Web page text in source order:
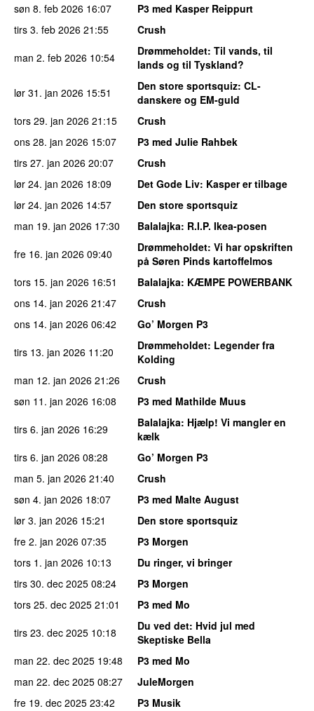
søn 8. feb 2026 16:07
P3 med Kasper Reippurt
tirs 3. feb 2026 21:55
Crush
man 2. feb 2026 10:54 Drømmeholdet: Til vands, til
lands og til Tyskland?
lør 31. jan 2026 15:51 Den store sportsquiz: CL-
danskere og EM-guld
tors 29. jan 2026 21:15
Crush
ons 28. jan 2026 15:07
P3 med Julie Rahbek
tirs 27. jan 2026 20:07
Crush
lør 24. jan 2026 18:09 Det Gode Liv: Kasper er tilbage
lør 24. jan 2026 14:57
Den store sportsquiz
man 19. jan 2026 17:30 Balalajka: R.I.P. Ikea-posen
fre 16. jan 2026 09:40 Drømmeholdet: Vi har opskriften
på Søren Pinds kartoffelmos
tors 15. jan 2026 16:51 Balalajka: KÆMPE POWERBANK
ons 14. jan 2026 21:47
Crush
ons 14. jan 2026 06:42
Go’ Morgen P3
tirs 13. jan 2026 11:20 Drømmeholdet: Legender fra
Kolding
man 12. jan 2026 21:26
Crush
søn 11. jan 2026 16:08
P3 med Mathilde Muus
tirs 6. jan 2026 16:29 Balalajka: Hjælp! Vi mangler en
kælk
tirs 6. jan 2026 08:28
Go’ Morgen P3
man 5. jan 2026 21:40
Crush
søn 4. jan 2026 18:07
P3 med Malte August
lør 3. jan 2026 15:21
Den store sportsquiz
fre 2. jan 2026 07:35
P3 Morgen
tors 1. jan 2026 10:13
Du ringer, vi bringer
tirs 30. dec 2025 08:24
P3 Morgen
tors 25. dec 2025 21:01
P3 med Mo
tirs 23. dec 2025 10:18 Du ved det: Hvid jul med
Skeptiske Bella
man 22. dec 2025 19:48
P3 med Mo
man 22. dec 2025 08:27
JuleMorgen
fre 19. dec 2025 23:42
P3 Musik